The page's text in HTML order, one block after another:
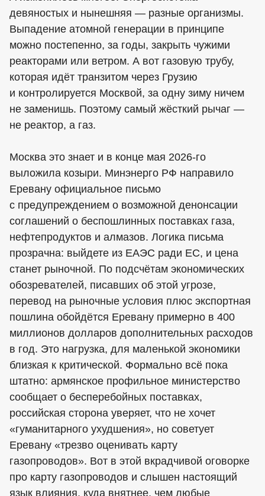
девяностых и нынешняя — разные организмы.
Выпадение атомной генерации в принципе
можно постепенно, за годы, закрыть чужими
реакторами или ветром. А вот газовую трубу,
которая идёт транзитом через Грузию
и контролируется Москвой, за одну зиму ничем
не заменишь. Поэтому самый жёсткий рычаг —
не реактор, а газ.
Москва это знает и в конце мая 2026-го
выложила козыри. Минэнерго РФ направило
Еревану официальное письмо
с предупреждением о возможной денонсации
соглашений о беспошлинных поставках газа,
нефтепродуктов и алмазов. Логика письма
прозрачна: выйдете из ЕАЭС ради ЕС, и цена
станет рыночной. По подсчётам экономических
обозревателей, писавших об этой угрозе,
перевод на рыночные условия плюс экспортная
пошлина обойдётся Еревану примерно в 400
миллионов долларов дополнительных расходов
в год. Это нагрузка, для маленькой экономики
близкая к критической. Формально всё пока
штатно: армянское профильное министерство
сообщает о бесперебойных поставках,
российская сторона уверяет, что не хочет
«гуманитарного ухудшения», но советует
Еревану «трезво оценивать карту
газопроводов». Вот в этой вкрадчивой оговорке
про карту газопроводов и слышен настоящий
язык влияния, куда внятнее, чем любые